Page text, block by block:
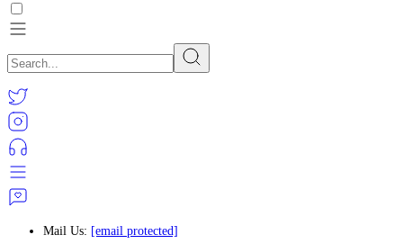
Mail Us: [email protected]